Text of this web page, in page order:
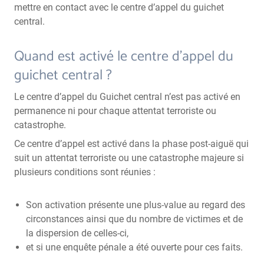
mettre en contact avec le centre d’appel du guichet
central.
Quand est activé le centre d’appel du
guichet central ?
Le centre d’appel du Guichet central n’est pas activé en
permanence ni pour chaque attentat terroriste ou
catastrophe.
Ce centre d’appel est activé dans la phase post-aiguë qui
suit un attentat terroriste ou une catastrophe majeure si
plusieurs conditions sont réunies :
Son activation présente une plus-value au regard des
circonstances ainsi que du nombre de victimes et de
la dispersion de celles-ci,
et si une enquête pénale a été ouverte pour ces faits.